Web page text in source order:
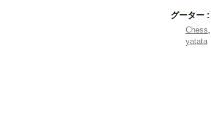
グーター :
Chess
yatata